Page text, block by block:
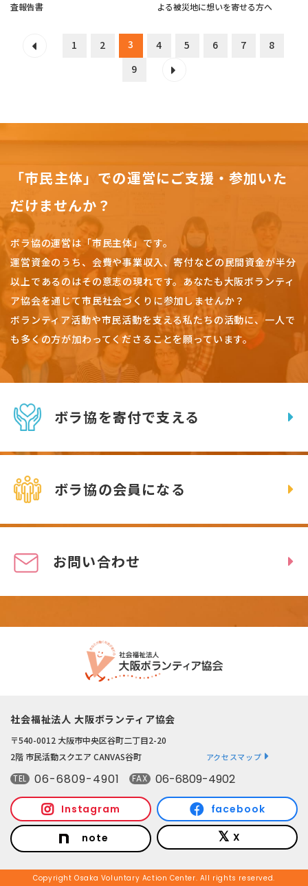
査報告書
よる被災地に想いを寄せる方へ
1 2 3 4 5 6 7
8
9
「市民主体」での運営にご支援・参加いた
だけませんか？
ボラ協の運営は「市民主体」です。
運営資金のうち、会費や事業収入、寄付などの民間資金が半分
以上であるのはその意志の現れです。 あなたも大阪ボランティ
ア協会を通じて市民社会づくりに参加しませんか？
ボランティア活動や市民活動を支える私たちの活動に、一人で
も多くの方が加わってくださることを願っています。
ボラ協を寄付で支える
ボラ協の会員になる
お問い合わせ
社会福祉法人 大阪ボランティア協会
〒540-0012 大阪市中央区谷町二丁目2-20
2階 市民活動スクエア CANVAS谷町
アクセスマップ
TEL 06-6809-4901 FAX 06-6809-4902
Instagram facebook
note X
Copyright Osaka Voluntary Action Center. All rights reserved.